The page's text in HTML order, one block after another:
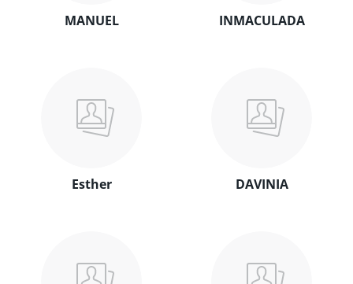
MANUEL INMACULADA
Esther DAVINIA